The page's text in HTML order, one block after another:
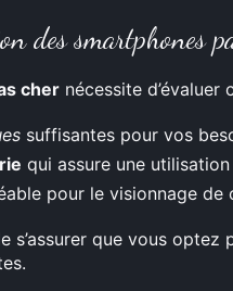
des smartphones
cher nécessite
suffisantes pour vos
qui assure une
pour le visionnage de
s’assurer que vous